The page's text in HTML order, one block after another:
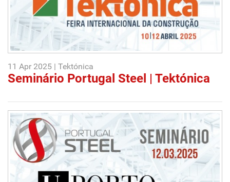
11 Apr 2025 | Tektónica
Seminário Portugal Steel | Tektónica